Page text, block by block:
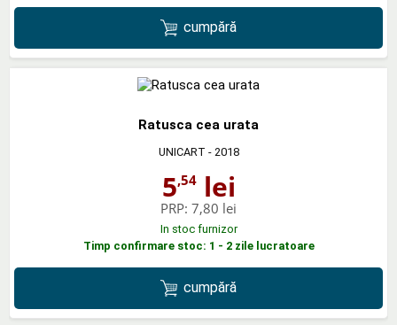
cumpără
Ratusca cea urata
UNICART - 2018
5,54lei
PRP: 7,80 lei
In stoc furnizor
Timp confirmare stoc: 1 - 2 zile lucratoare
cumpără